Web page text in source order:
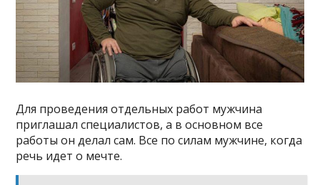
Для проведения отдельных работ мужчина
приглашал специалистов, а в основном все
работы он делал сам. Все по силам мужчине, когда
речь идет о мечте.